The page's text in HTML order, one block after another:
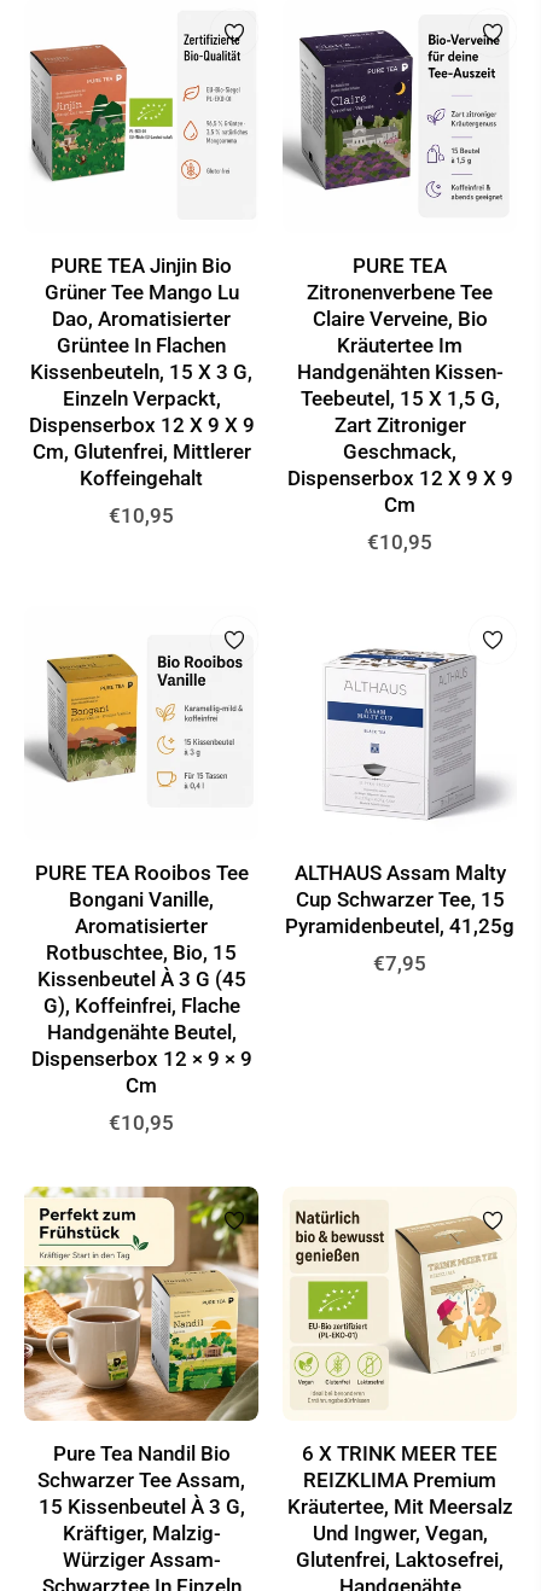
PURE TEA Jinjin Bio
Grüner Tee Mango Lu
Dao, Aromatisierter
Grüntee In Flachen
Kissenbeuteln, 15 X 3 G,
Einzeln Verpackt,
Dispenserbox 12 X 9 X 9
Cm, Glutenfrei, Mittlerer
Koffeingehalt
Normaler
€10,95
PURE TEA
Zitronenverbene Tee
Claire Verveine, Bio
Kräutertee Im
Handgenähten Kissen-
Teebeutel, 15 X 1,5 G,
Zart Zitroniger
Geschmack,
Dispenserbox 12 X 9 X 9
Cm
Normaler
€10,95
PURE TEA Rooibos Tee
Bongani Vanille,
Aromatisierter
Rotbuschtee, Bio, 15
Kissenbeutel À 3 G (45
G), Koffeinfrei, Flache
Handgenähte Beutel,
Dispenserbox 12 × 9 × 9
Cm
Normaler
€10,95
ALTHAUS Assam Malty
Cup Schwarzer Tee, 15
Pyramidenbeutel, 41,25g
Normaler
€7,95
Pure Tea Nandil Bio
Schwarzer Tee Assam,
15 Kissenbeutel À 3 G,
Kräftiger, Malzig-
Würziger Assam-
6 X TRINK MEER TEE
REIZKLIMA Premium
Kräutertee, Mit Meersalz
Und Ingwer, Vegan,
Glutenfrei, Laktosefrei,